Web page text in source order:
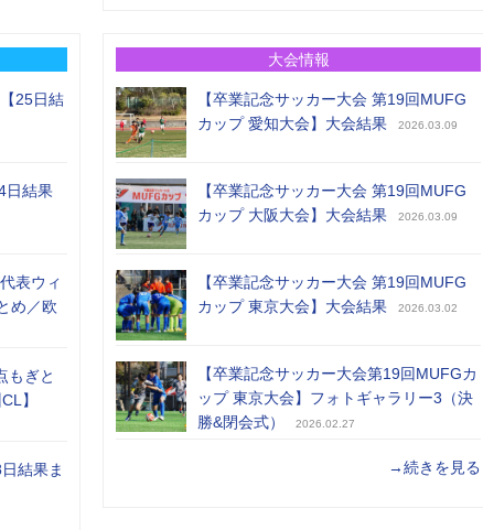
25日結
日結果
表ウィ
め／欧
もぎと
】
結果ま
大会情報
【卒業記念サッカー大会 第19回MUFG
カップ 愛知大会】大会結果
2026.03.09
【卒業記念サッカー大会 第19回MUFG
カップ 大阪大会】大会結果
2026.03.09
【卒業記念サッカー大会 第19回MUFG
カップ 東京大会】大会結果
2026.03.02
【卒業記念サッカー大会第19回MUFGカ
ップ 東京大会】フォトギャラリー3（決
勝&閉会式）
2026.02.27
→続きを見る